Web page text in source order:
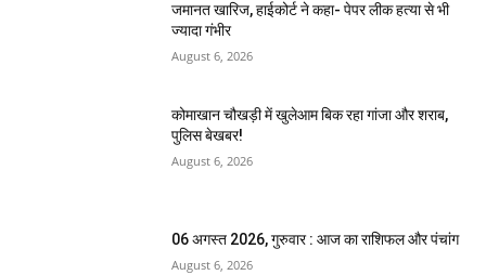
जमानत खारिज, हाईकोर्ट ने कहा- पेपर लीक हत्या से भी
ज्यादा गंभीर
August 6, 2026
कोमाखान चौखड़ी में खुलेआम बिक रहा गांजा और शराब,
पुलिस बेखबर!
August 6, 2026
06 अगस्त 2026, गुरुवार : आज का राशिफल और पंचांग
August 6, 2026